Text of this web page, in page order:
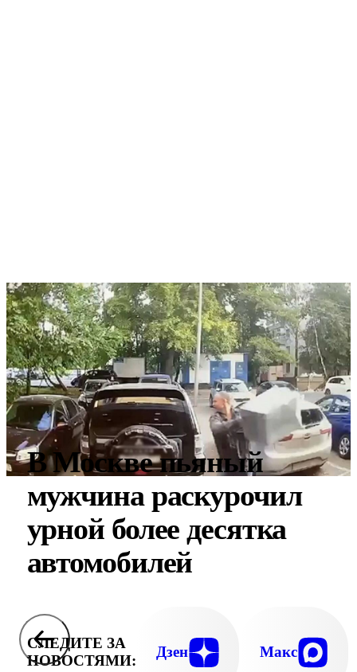
В Москве пьяный
мужчина раскурочил
урной более десятка
автомобилей
СЛЕДИТЕ ЗА
НОВОСТЯМИ:
Дзен Макс